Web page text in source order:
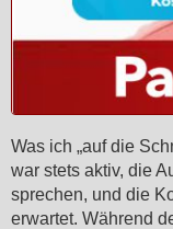
Was ich „auf die
war stets aktiv, die
sprechen, und die
erwartet. Während